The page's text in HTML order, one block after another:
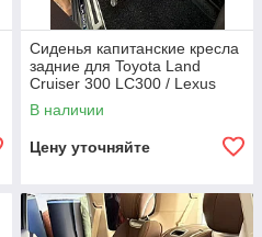
Сиденья капитанские кресла
задние для Toyota Land
Cruiser 300 LC300 / Lexus
LX600 Тойота Лексус
кожаные белые кресла
В наличии
Цену уточняйте